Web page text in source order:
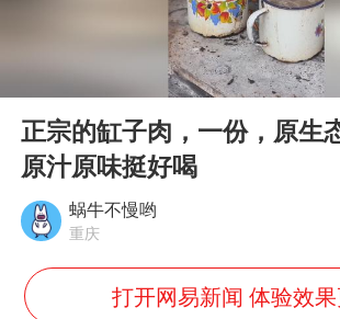
白海豚将正面袭
酒店回应车内过
黄金牛市回来了吗
Play
正宗的缸子肉，一份，原生
原汁原味挺好喝
蜗牛不慢哟
重庆
打开网易新闻 体验效